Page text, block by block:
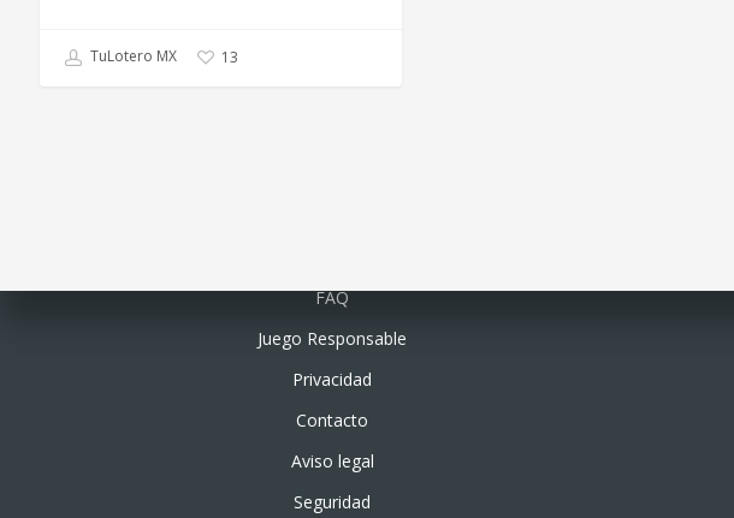
TuLotero MX 13
FAQ
Juego Responsable
Privacidad
Contacto
Aviso legal
Seguridad